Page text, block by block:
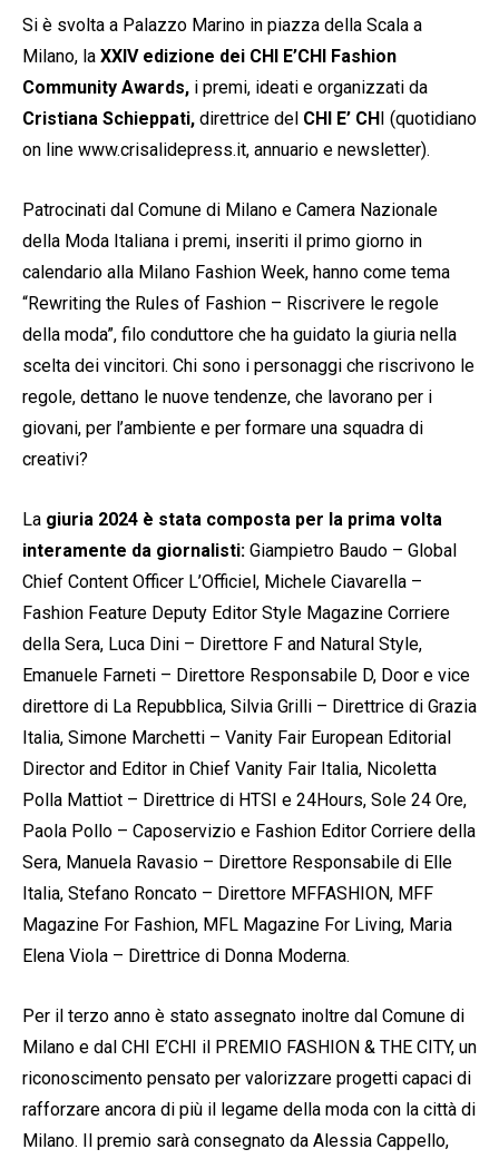
Si è svolta a Palazzo Marino in piazza della Scala a
Milano, la XXIV edizione dei CHI E’CHI Fashion
Community Awards, i premi, ideati e organizzati da
Cristiana Schieppati, direttrice del CHI E’ CHI (quotidiano
on line www.crisalidepress.it, annuario e newsletter).
Patrocinati dal Comune di Milano e Camera Nazionale
della Moda Italiana i premi, inseriti il primo giorno in
calendario alla Milano Fashion Week, hanno come tema
“Rewriting the Rules of Fashion – Riscrivere le regole
della moda”, filo conduttore che ha guidato la giuria nella
scelta dei vincitori. Chi sono i personaggi che riscrivono le
regole, dettano le nuove tendenze, che lavorano per i
giovani, per l’ambiente e per formare una squadra di
creativi?
La giuria 2024 è stata composta per la prima volta
interamente da giornalisti: Giampietro Baudo – Global
Chief Content Officer L’Officiel, Michele Ciavarella –
Fashion Feature Deputy Editor Style Magazine Corriere
della Sera, Luca Dini – Direttore F and Natural Style,
Emanuele Farneti – Direttore Responsabile D, Door e vice
direttore di La Repubblica, Silvia Grilli – Direttrice di Grazia
Italia, Simone Marchetti – Vanity Fair European Editorial
Director and Editor in Chief Vanity Fair Italia, Nicoletta
Polla Mattiot – Direttrice di HTSI e 24Hours, Sole 24 Ore,
Paola Pollo – Caposervizio e Fashion Editor Corriere della
Sera, Manuela Ravasio – Direttore Responsabile di Elle
Italia, Stefano Roncato – Direttore MFFASHION, MFF
Magazine For Fashion, MFL Magazine For Living, Maria
Elena Viola – Direttrice di Donna Moderna.
Per il terzo anno è stato assegnato inoltre dal Comune di
Milano e dal CHI E’CHI il PREMIO FASHION & THE CITY, un
riconoscimento pensato per valorizzare progetti capaci di
rafforzare ancora di più il legame della moda con la città di
Milano. Il premio sarà consegnato da Alessia Cappello,